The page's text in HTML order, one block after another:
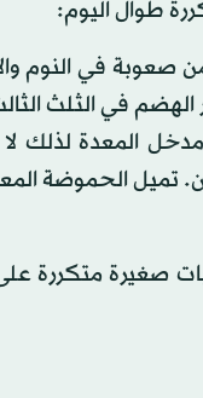
الهضم في الثلث
المعدة لذلك
تميل الحموضة